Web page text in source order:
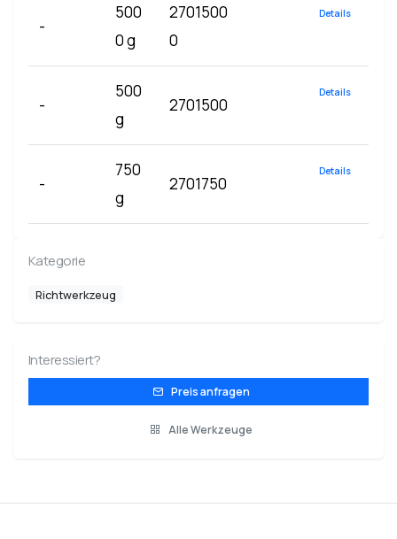
-
500
0 g
2701500
0
Details
-
500
g
2701500
Details
-
750
g
2701750
Details
Kategorie
Richtwerkzeug
Interessiert?
Preis anfragen
Alle Werkzeuge